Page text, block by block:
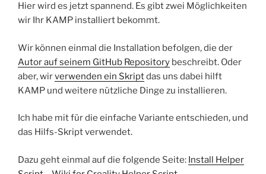
Hier wird es jetzt spannend. Es gibt zwei Möglichkeiten
wir Ihr KAMP installiert bekommt.
Wir können einmal die Installation befolgen, die der
Autor auf seinem GitHub Repository beschreibt. Oder
aber, wirverwenden ein Skriptdas uns dabei hilft
KAMP und weitere nützliche Dinge zu installieren.
Ich habe mit für die einfache Variante entschieden, und
das Hilfs-Skript verwendet.
Dazu geht einmal auf die folgende Seite: Install Helper